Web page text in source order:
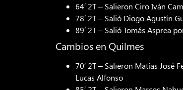
64′ 2T – Salieron Ciro Iván
78′ 2T – Salió Diogo Agustín
89′ 2T – Salió Tomás Asprea
Cambios en Quilmes
70′ 2T – Salieron Matías José
Lucas Alfonso